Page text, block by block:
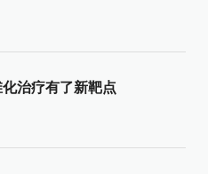
治疗有了新靶点